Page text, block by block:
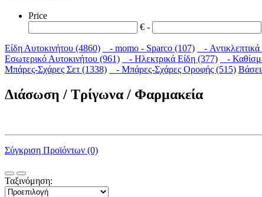
Price
€ -
Είδη Αυτοκινήτου (4860) - momo - Sparco (107) -
Εσωτερικό Αυτοκινήτου (961)
- Ηλεκτρικά Είδη (377) -
Μπάρες-Σχάρες Σετ (1338)
- Μπάρες-Σχάρες Οροφής (515)
Διάσωση / Τρίγωνα / Φαρμακεία
Σύγκριση Προϊόντων (0)
Ταξινόμηση: